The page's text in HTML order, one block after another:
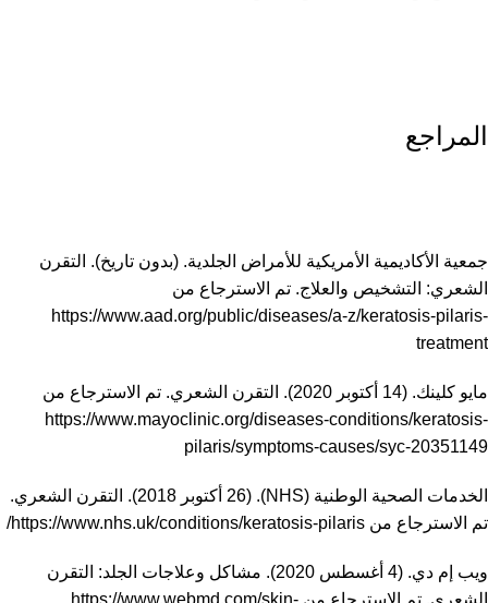
المراجع
جمعية الأكاديمية الأمريكية للأمراض الجلدية. (بدون تاريخ). التقرن
الشعري: التشخيص والعلاج. تم الاسترجاع من
https://www.aad.org/public/diseases/a-z/keratosis-pilaris-
treatment
مايو كلينك. (14 أكتوبر 2020). التقرن الشعري. تم الاسترجاع من
https://www.mayoclinic.org/diseases-conditions/keratosis-
pilaris/symptoms-causes/syc-20351149
الخدمات الصحية الوطنية (NHS). (26 أكتوبر 2018). التقرن الشعري.
تم الاسترجاع من https://www.nhs.uk/conditions/keratosis-pilaris/
ويب إم دي. (4 أغسطس 2020). مشاكل وعلاجات الجلد: التقرن
الشعري. تم الاسترجاع من https://www.webmd.com/skin-